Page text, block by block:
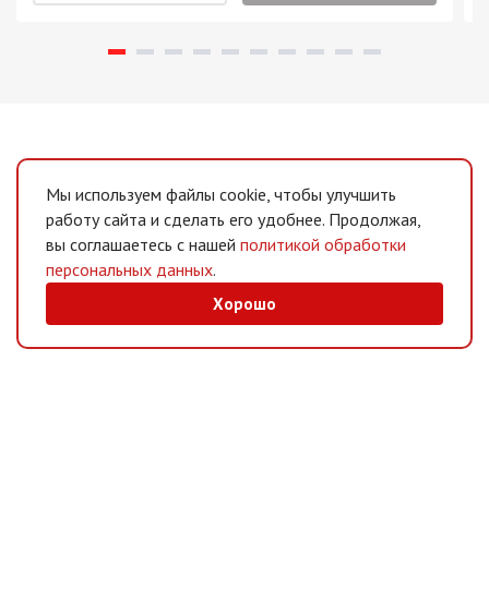
Мы используем файлы cookie, чтобы улучшить
работу сайта и сделать его удобнее. Продолжая,
вы соглашаетесь с нашей политикой обработки
персональных данных.
Хорошо